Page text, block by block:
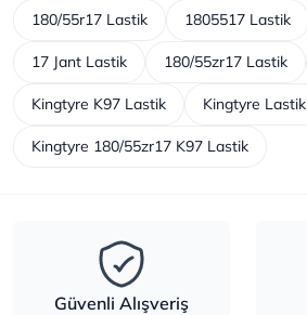
180/55r17 Lastik 1805517 Lastik
17 Jant Lastik 180/55zr17 Lastik
Kingtyre K97 Lastik Kingtyre Lastik
Kingtyre 180/55zr17 K97 Lastik
Güvenli Alışveriş